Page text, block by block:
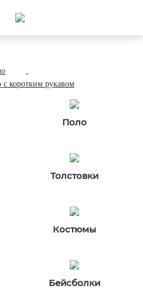
-
коротким рукавом
Поло
Толстовки
Костюмы
Бейсболки